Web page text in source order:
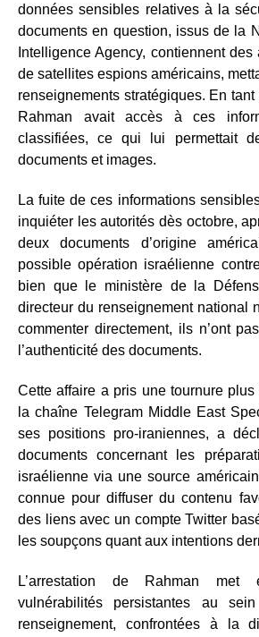
données sensibles relatives à la
documents en question, issus de la
Intelligence Agency, contiennent
de satellites espions américains,
renseignements stratégiques. En tant
Rahman avait accès à ces
classifiées, ce qui lui permettait
documents et images.
La fuite de ces informations
inquiéter les autorités dès octobre,
deux documents d’origine
possible opération israélienne
bien que le ministère de la
directeur du renseignement national
commenter directement, ils n’ont
l’authenticité des documents.
Cette affaire a pris une tournure
la chaîne Telegram Middle East
ses positions pro-iraniennes, a
documents concernant les
israélienne via une source
connue pour diffuser du contenu
des liens avec un compte Twitter
les soupçons quant aux intentions
L’arrestation de Rahman
vulnérabilités persistantes au
renseignement, confrontées à la